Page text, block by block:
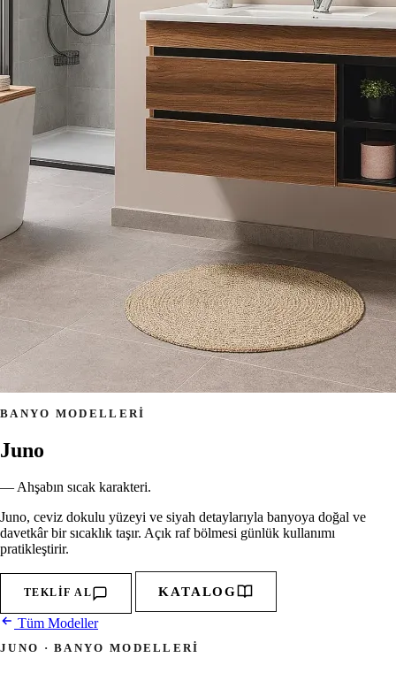
BANYO MODELLERI
Juno
— Ahşabın sıcak karakteri.
Juno, ceviz dokulu yüzeyi ve siyah detaylarıyla banyoya doğal ve
davetkâr bir sıcaklık taşır. Açık raf bölmesi günlük kullanımı
pratikleştirir.
TEKLIF AL KATALOG
Tüm Modeller
JUNO · BANYO MODELLERI